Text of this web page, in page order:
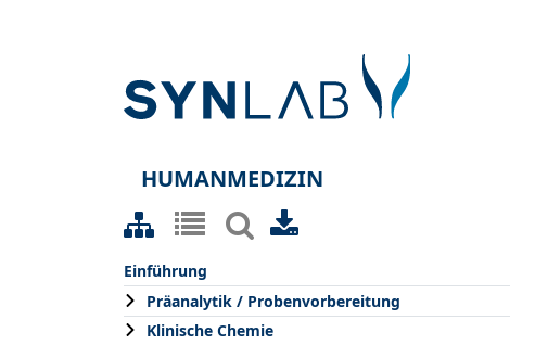
HUMANMEDIZIN
Einführung
Präanalytik / Probenvorbereitung
Klinische Chemie